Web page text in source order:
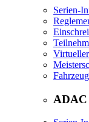
Serien-